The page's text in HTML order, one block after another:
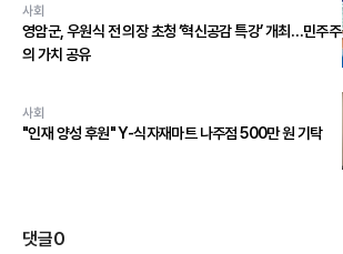
사회
영암군, 우원식 전 의장 초청 ‘혁신공감 특강’ 개최…민주주
의 가치 공유
사회
"인재 양성 후원" Y-식자재마트 나주점 500만 원 기탁
댓글0